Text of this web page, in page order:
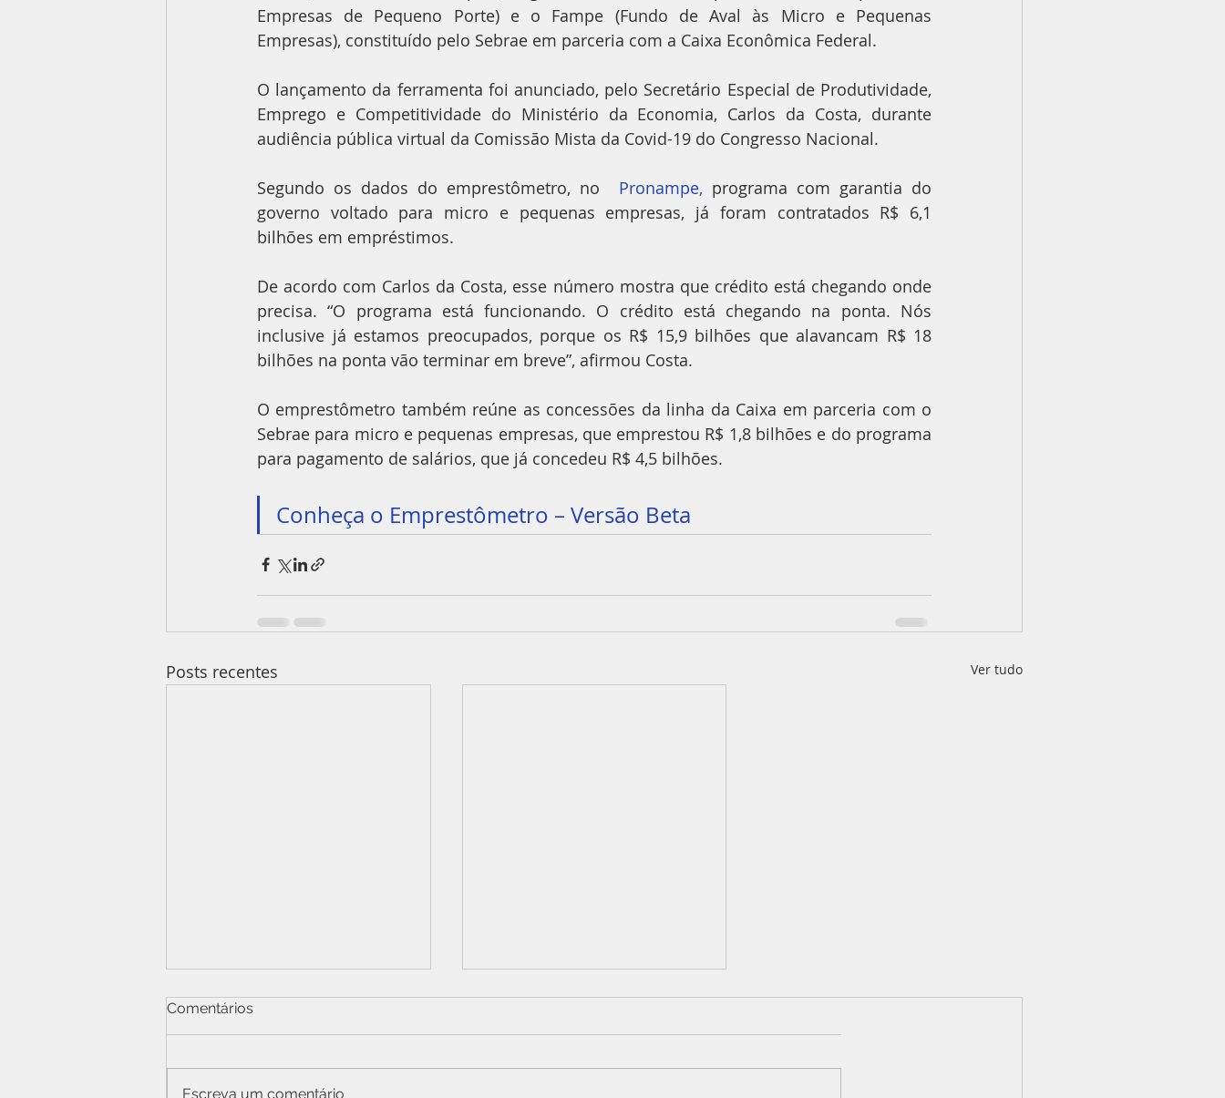
Empresas de Pequeno Porte) e o Fampe (Fundo de Aval às Micro e Pequenas
Empresas), constituído pelo Sebrae em parceria com a Caixa Econômica Federal.
O lançamento da ferramenta foi anunciado, pelo Secretário Especial de Produtividade,
Emprego e Competitividade do Ministério da Economia, Carlos da Costa, durante
audiência pública virtual da Comissão Mista da Covid-19 do Congresso Nacional.
Segundo os dados do emprestômetro, no Pronampe, programa com garantia do
governo voltado para micro e pequenas empresas, já foram contratados R$ 6,1
bilhões em empréstimos.
De acordo com Carlos da Costa, esse número mostra que crédito está chegando onde
precisa. “O programa está funcionando. O crédito está chegando na ponta. Nós
inclusive já estamos preocupados, porque os R$ 15,9 bilhões que alavancam R$ 18
bilhões na ponta vão terminar em breve”, afirmou Costa.
O emprestômetro também reúne as concessões da linha da Caixa em parceria com o
Sebrae para micro e pequenas empresas, que emprestou R$ 1,8 bilhões e do programa
para pagamento de salários, que já concedeu R$ 4,5 bilhões.
Conheça o Emprestômetro – Versão Beta
Posts recentes Ver tudo
Comentários
Escreva um comentário